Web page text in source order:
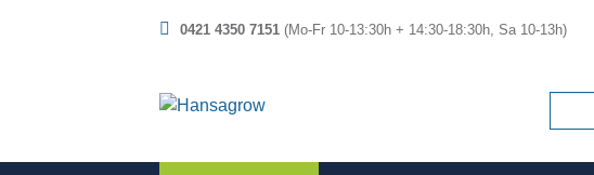
0421 4350 7151 (Mo-Fr 10-13:30h + 14:30-18:30h, Sa 10-13h)